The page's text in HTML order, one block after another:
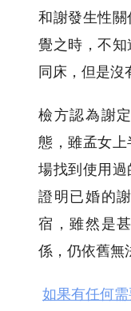
和謝發生性
覺之時，不
同床，但是沒
檢方認為謝
態，雖孟女
場找到使用
證明已婚的
宿，雖然是
係，仍依舊無
如果有任何